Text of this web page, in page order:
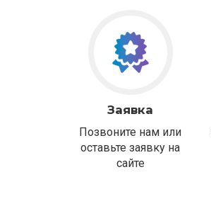
Заявка
Позвоните нам или
оставьте заявку на
сайте